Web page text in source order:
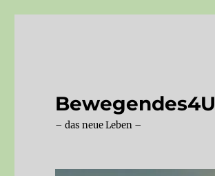
Bewegendes4U
– das neue Leben –